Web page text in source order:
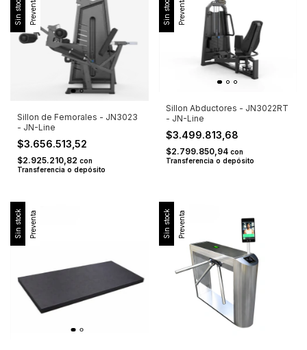
Sin stock Preventa
Sillon de Femorales - JN3023
- JN-Line
$3.656.513,52
$2.925.210,82 con
Transferencia o depósito
Sin stock Preventa
Sillon Abductores - JN3022RT
- JN-Line
$3.499.813,68
$2.799.850,94 con
Transferencia o depósito
Sin stock Preventa Sin stock Preventa